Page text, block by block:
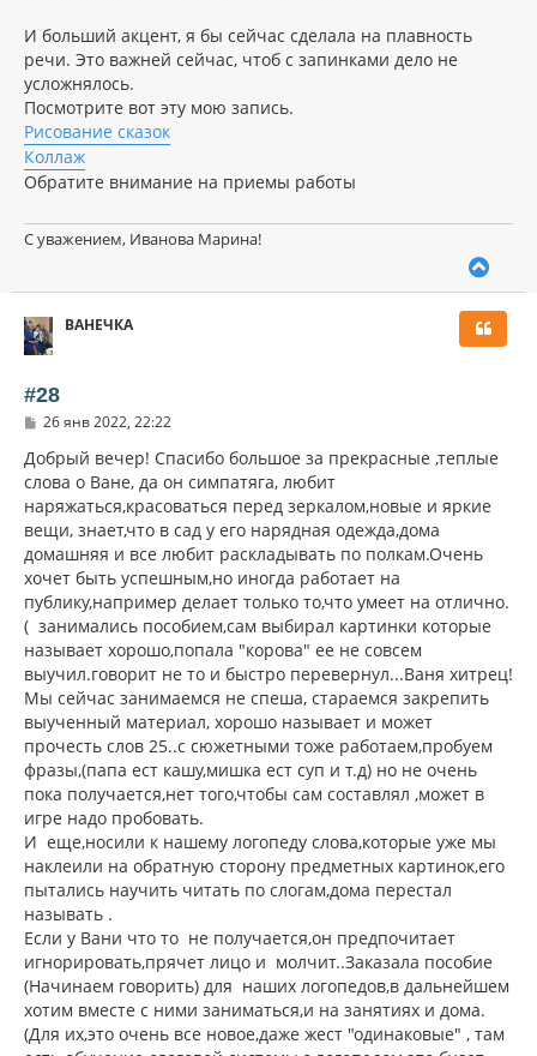
И больший акцент, я бы сейчас сделала на плавность
речи. Это важней сейчас, чтоб с запинками дело не
усложнялось.
Посмотрите вот эту мою запись.
Рисование сказок
Коллаж
Обратите внимание на приемы работы
С уважением, Иванова Марина!
у
н
ВАНЕЧКА
#28
С
о
б
щ
е
н
и
е
26 янв 2022, 22:22
Добрый вечер! Спасибо большое за прекрасные ,теплые
слова о Ване, да он симпатяга, любит
наряжаться,красоваться перед зеркалом,новые и яркие
вещи, знает,что в сад у его нарядная одежда,дома
домашняя и все любит раскладывать по полкам.Очень
хочет быть успешным,но иногда работает на
публику,например делает только то,что умеет на отлично.
( занимались пособием,сам выбирал картинки которые
называет хорошо,попала "корова" ее не совсем
выучил.говорит не то и быстро перевернул...Ваня хитрец!
Мы сейчас занимаемся не спеша, стараемся закрепить
выученный материал, хорошо называет и может
прочесть слов 25..с сюжетными тоже работаем,пробуем
фразы,(папа ест кашу,мишка ест суп и т.д) но не очень
пока получается,нет того,чтобы сам составлял ,может в
игре надо пробовать.
И еще,носили к нашему логопеду слова,которые уже мы
наклеили на обратную сторону предметных картинок,его
пытались научить читать по слогам,дома перестал
называть .
Если у Вани что то не получается,он предпочитает
игнорировать,прячет лицо и молчит..Заказала пособие
(Начинаем говорить) для наших логопедов,в дальнейшем
хотим вместе с ними заниматься,и на занятиях и дома.
(Для их,это очень все новое,даже жест "одинаковые" , там